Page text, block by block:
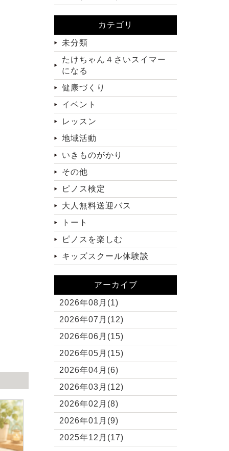
カテゴリ
未分類
たけちゃん４さいスイマー
になる
健康づくり
イベント
レッスン
地域活動
いきものがかり
その他
ピノス検定
大人無料送迎バス
トート
ピノスを楽しむ
キッズスクール体験談
アーカイブ
2026年08月(1)
2026年07月(12)
2026年06月(15)
2026年05月(15)
2026年04月(6)
2026年03月(12)
2026年02月(8)
2026年01月(9)
2025年12月(17)